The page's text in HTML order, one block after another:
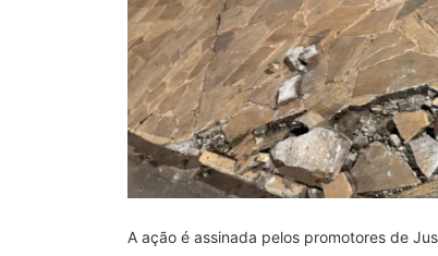
A ação é assinada pelos promotores de